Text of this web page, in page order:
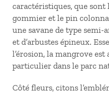
caractéristiques, que sont
gommier et le pin
une savane de type semi-
et d’arbustes épineux.
l’érosion, la mangrove est
particulier dans le parc
Côté fleurs, citons